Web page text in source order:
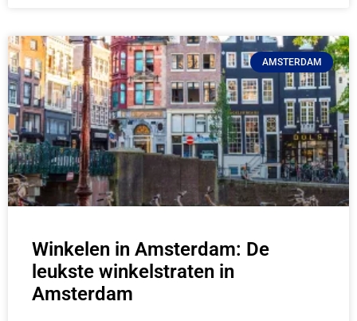
AMSTERDAM
Winkelen in Amsterdam: De
leukste winkelstraten in
Amsterdam